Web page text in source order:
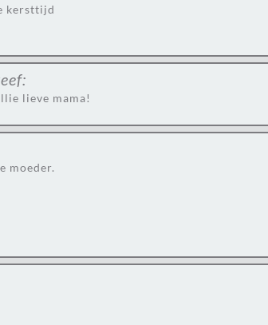
kersttijd
lieve mama!
moeder.